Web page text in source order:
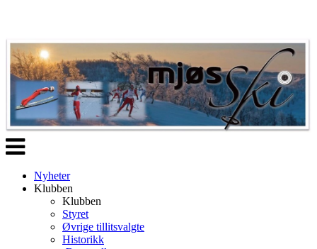
Veksle
navigasjon
Nyheter
Klubben
Klubben
Styret
Øvrige tillitsvalgte
Historikk